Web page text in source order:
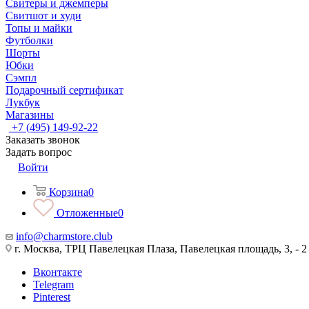
Свитеры и джемперы
Свитшот и худи
Топы и майки
Футболки
Шорты
Юбки
Сэмпл
Подарочный сертификат
Лукбук
Магазины
+7 (495) 149-92-22
Заказать звонок
Задать вопрос
Войти
Корзина0
Отложенные0
info@charmstore.club
г. Москва, ТРЦ Павелецкая Плаза, Павелецкая площадь, 3, - 2
Вконтакте
Telegram
Pinterest